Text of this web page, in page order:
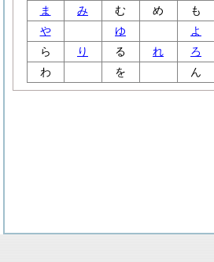
ま
み む め
も
や
ゆ
よ
ら
り る れ
ろ
わ
を ん